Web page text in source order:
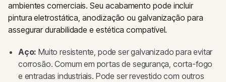
ambientes comerciais. Seu acabamento pode incluir
pintura eletrostática, anodização ou galvanização para
assegurar durabilidade e estética compatível.
Aço: Muito resistente, pode ser galvanizado para evitar
corrosão. Comum em portas de segurança, corta-fogo
e entradas industriais. Pode ser revestido com outros